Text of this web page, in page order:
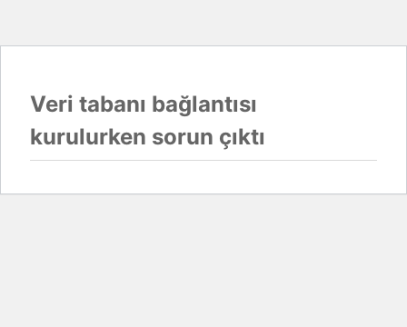
Veri tabanı bağlantısı
kurulurken sorun çıktı